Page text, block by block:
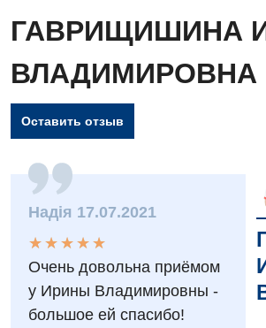
Вакансии
Мероприятия БПР
Интернатура
Энциклопедия
Диагностика
Диагностическое отделение
Инструментальная диагностика
ГАВРИЩИШИНА
ВЛАДИМИРОВНА
Оставить отзыв
Надія 17.07.2021
★
★
★
★
★
★ ★ ★ ★ ★
Очень довольна приёмом
у Ирины Владимировны -
большое ей спасибо!